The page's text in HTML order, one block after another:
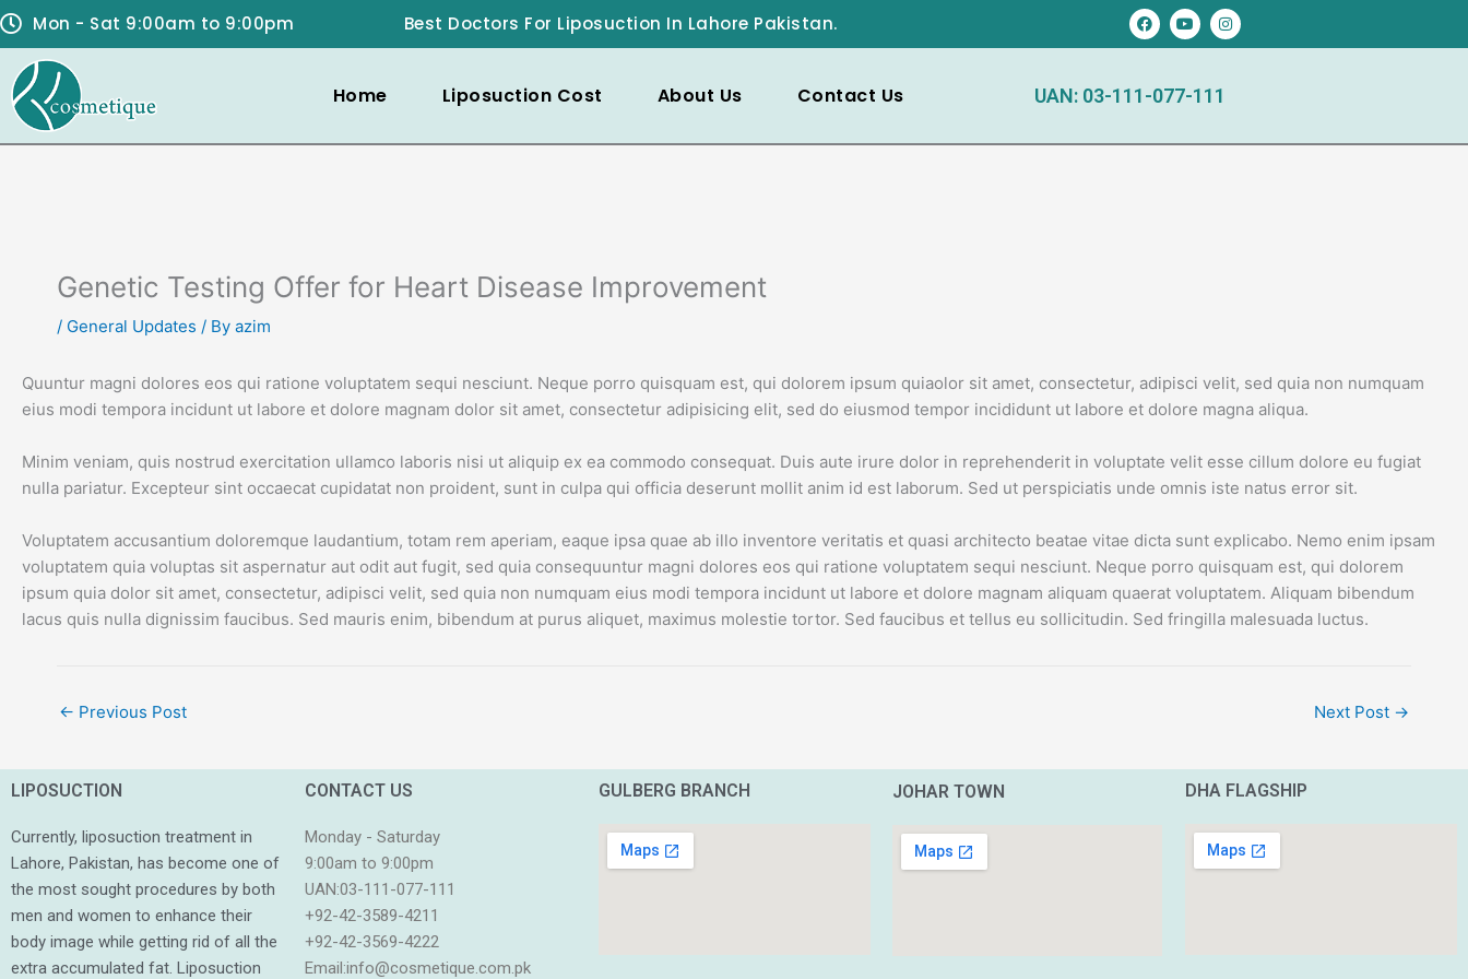
Skip
to
content
Mon - Sat 9:00am to 9:00pm Best Doctors For Liposuction In Lahore Pakistan.
F
a
c
o
Y
o
u
b
I
n
s
Home Liposuction Cost About Us Contact Us UAN: 03-111-077-111
Genetic Testing Offer for Heart Disease Improvement
/ General Updates / By azim
Quuntur magni dolores eos qui ratione voluptatem sequi nesciunt. Neque porro quisquam est, qui dolorem ipsum quiaolor sit amet, consectetur, adipisci velit, sed quia non numquam
eius modi tempora incidunt ut labore et dolore magnam dolor sit amet, consectetur adipisicing elit, sed do eiusmod tempor incididunt ut labore et dolore magna aliqua.
Minim veniam, quis nostrud exercitation ullamco laboris nisi ut aliquip ex ea commodo consequat. Duis aute irure dolor in reprehenderit in voluptate velit esse cillum dolore eu fugiat
nulla pariatur. Excepteur sint occaecat cupidatat non proident, sunt in culpa qui officia deserunt mollit anim id est laborum. Sed ut perspiciatis unde omnis iste natus error sit.
Voluptatem accusantium doloremque laudantium, totam rem aperiam, eaque ipsa quae ab illo inventore veritatis et quasi architecto beatae vitae dicta sunt explicabo. Nemo enim ipsam
voluptatem quia voluptas sit aspernatur aut odit aut fugit, sed quia consequuntur magni dolores eos qui ratione voluptatem sequi nesciunt. Neque porro quisquam est, qui dolorem
ipsum quia dolor sit amet, consectetur, adipisci velit, sed quia non numquam eius modi tempora incidunt ut labore et dolore magnam aliquam quaerat voluptatem. Aliquam bibendum
lacus quis nulla dignissim faucibus. Sed mauris enim, bibendum at purus aliquet, maximus molestie tortor. Sed faucibus et tellus eu sollicitudin. Sed fringilla malesuada luctus.
← Previous Post Next Post →
LIPOSUCTION
Currently, liposuction treatment in
Lahore, Pakistan, has become one of
the most sought procedures by both
men and women to enhance their
body image while getting rid of all the
extra accumulated fat. Liposuction
CONTACT US
Monday - Saturday
9:00am to 9:00pm
UAN:03-111-077-111
+92-42-3589-4211
+92-42-3569-4222
Email:info@cosmetique.com.pk
GULBERG BRANCH JOHAR TOWN DHA FLAGSHIP